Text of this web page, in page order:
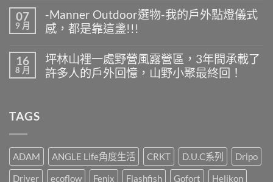
夏
天
露
什
麼
最
好
中
〈-
Manner
Outdoor
選
露
營
桌
這
樣
無
留
言
07
9 月
-Manner Outdoor選物-我的戶外點燈儀式
感，都是靠這盞!!!
〈-
Manner
Outdoor
選
燈
式
感，
無
留
言
16
8 月
坪林山裡一處野營風露營區，3年間承載了
許多人的戶外回憶，山野小聚最終回！
處
營
TAGS
ADAM ANGLE Life角度生活 CRKT D.U.C系列
Dripo
Driver
ecoflow Fenix Flashfish Gofort
Helikon